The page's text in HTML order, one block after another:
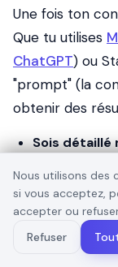
Une fois ton
Que tu utilises
ChatGPT) ou
"prompt" (la
obtenir des
Sois détaillé
rendre une
À éviter :
lunettes,
sur la
Nous utilisons des
si vous acceptez,
accepter ou
Refuser